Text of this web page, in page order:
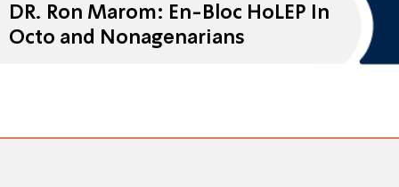
DR. Ron Marom: En-Bloc HoLEP In
Octo and Nonagenarians